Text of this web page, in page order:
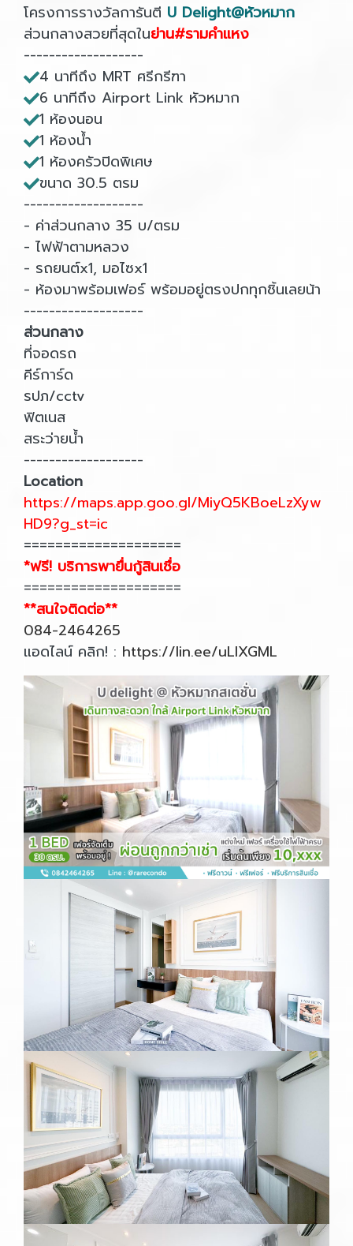
โครงการรางวัลการันตี U Delight@หัวหมาก
ส่วนกลางสวยที่สุดในย่าน#รามคำแหง
-------------------
4 นาทีถึง MRT ศรีกรีฑา
6 นาทีถึง Airport Link หัวหมาก
1 ห้องนอน
1 ห้องน้ำ
1 ห้องครัวปิดพิเศษ
ขนาด 30.5 ตรม
-------------------
- ค่าส่วนกลาง 35 บ/ตรม
- ไฟฟ้าตามหลวง
- รถยนต์x1, มอไซx1
- ห้องมาพร้อมเฟอร์ พร้อมอยู่ตรงปกทุกชิ้นเลยน้า
-------------------
ส่วนกลาง
ที่จอดรถ
คีร์การ์ด
รปภ/cctv
ฟิตเนส
สระว่ายน้ำ
-------------------
Location
https://maps.app.goo.gl/MiyQ5KBoeLzXyw
HD9?g_st=ic
====================
*ฟรี! บริการพายื่นกู้สินเชื่อ
====================
**สนใจติดต่อ**
084-2464265
แอดไลน์ คลิก! : https://lin.ee/uLIXGML